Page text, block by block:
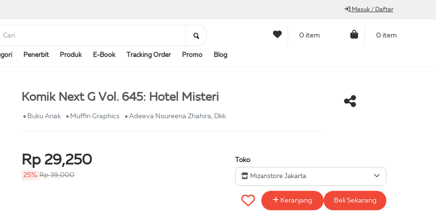
Masuk / Daftar
0 item 0 item
Penerbit Produk E-Book Tracking Order Promo Blog
Komik Next G Vol. 645: Hotel Misteri
Buku Anak Muffin Graphics Adeeva Noureena Zhahira, Dkk
Rp 29,250
25% Rp 39,000
Toko
Mizanstore Jakarta
Keranjang Beli Sekarang